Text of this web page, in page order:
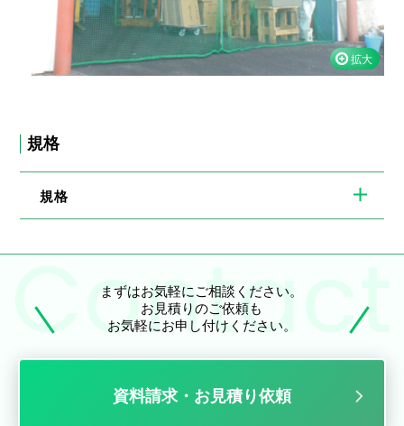
規格
規格
まずはお気軽にご相談ください。
お見積りのご依頼も
お気軽にお申し付けください。
資料請求・お見積り依頼